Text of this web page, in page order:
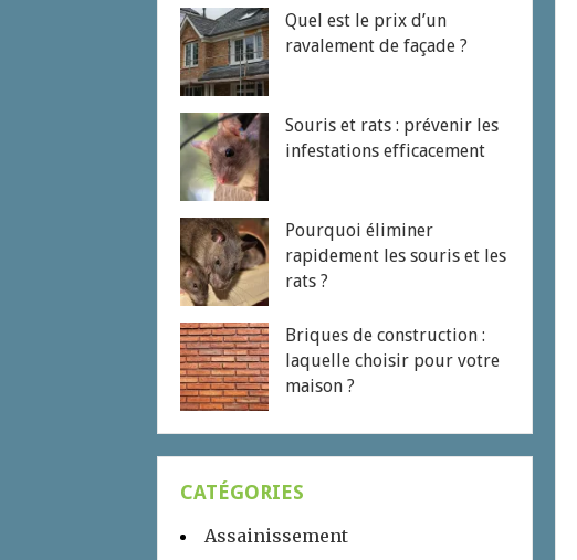
Quel est le prix d’un
ravalement de façade ?
Souris et rats : prévenir les
infestations efficacement
Pourquoi éliminer
rapidement les souris et les
rats ?
Briques de construction :
laquelle choisir pour votre
maison ?
CATÉGORIES
Assainissement